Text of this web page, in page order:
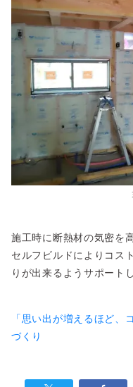
施工時に断熱材の気密を
セルフビルドによりコス
りが出来るようサポート
「思い出が増えるほど
づくり